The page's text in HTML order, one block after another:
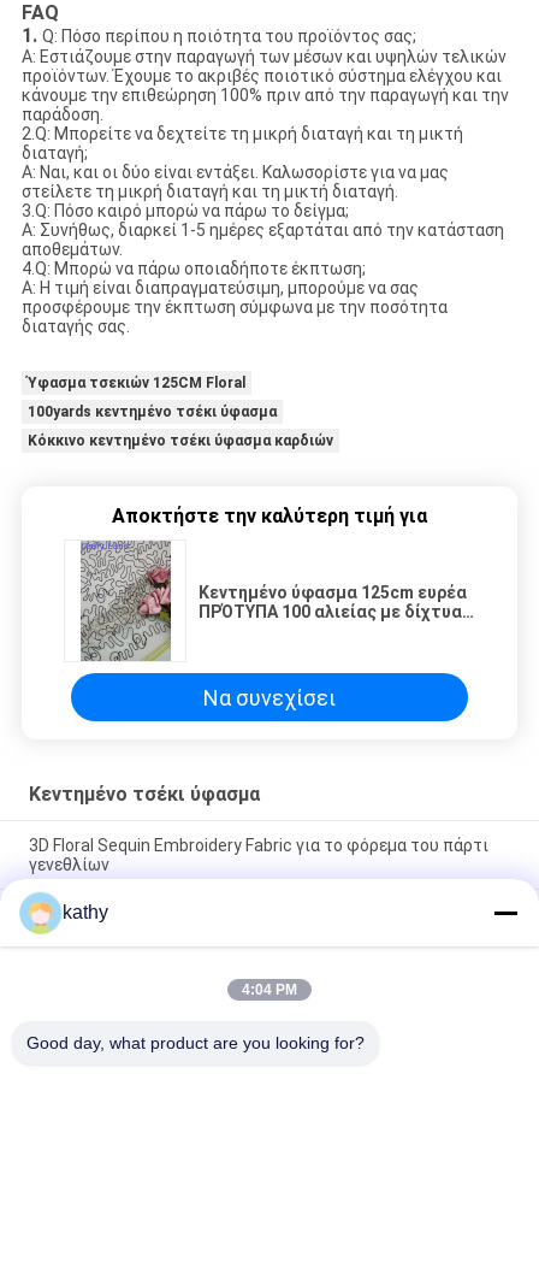
FAQ
1. Q: Πόσο περίπου η ποιότητα του προϊόντος σας;
Α: Εστιάζουμε στην παραγωγή των μέσων και υψηλών τελικών
προϊόντων. Έχουμε το ακριβές ποιοτικό σύστημα ελέγχου και
κάνουμε την επιθεώρηση 100% πριν από την παραγωγή και την
παράδοση.
2.Q: Μπορείτε να δεχτείτε τη μικρή διαταγή και τη μικτή
διαταγή;
Α: Ναι, και οι δύο είναι εντάξει. Καλωσορίστε για να μας
στείλετε τη μικρή διαταγή και τη μικτή διαταγή.
3.Q: Πόσο καιρό μπορώ να πάρω το δείγμα;
Α: Συνήθως, διαρκεί 1-5 ημέρες εξαρτάται από την κατάσταση
αποθεμάτων.
4.Q: Μπορώ να πάρω οποιαδήποτε έκπτωση;
Α: Η τιμή είναι διαπραγματεύσιμη, μπορούμε να σας
προσφέρουμε την έκπτωση σύμφωνα με την ποσότητα
διαταγής σας.
Ύφασμα τσεκιών 125CM Floral
100yards κεντημένο τσέκι ύφασμα
Κόκκινο κεντημένο τσέκι ύφασμα καρδιών
Αποκτήστε την καλύτερη τιμή για
Κεντημένο ύφασμα 125cm ευρέα
ΠΡΌΤΥΠΑ 100 αλιείας με δίχτυα
Να συνεχίσει
Κεντημένο τσέκι ύφασμα
3D Floral Sequin Embroidery Fabric για το φόρεμα του πάρτι
γενεθλίων
Χρωματιστή πεταλούδα Υψηλής ποιότητας μαλακό Sequin
κεντημένο ύφασμα Patttern κομμάτι βαφή δίχτυ Γη για το
φόρεμα μόδας
Ελαφρώς καθαρό λουλούδι σεντόνι κεντημένο ύφασμα για
kathy
4:04 PM
Good day, what product are you looking for?